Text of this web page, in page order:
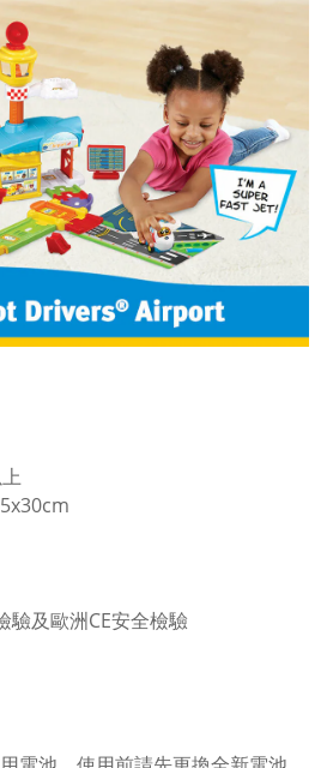
及歐洲CE安全檢驗